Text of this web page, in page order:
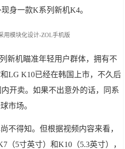
身一款K系列新机K4。
新机瞄准年轻用户群体，拥有不
LG K10已经在韩国上市，不久后
开卖。如果不出意外的话，同系
市场。
不得知。但根据视频内容来看，
（5寸英寸）和K10（5.3英寸），